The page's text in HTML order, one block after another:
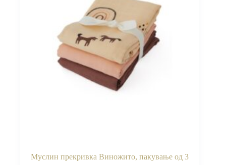
Муслин прекривка Виножито, пакување од 3